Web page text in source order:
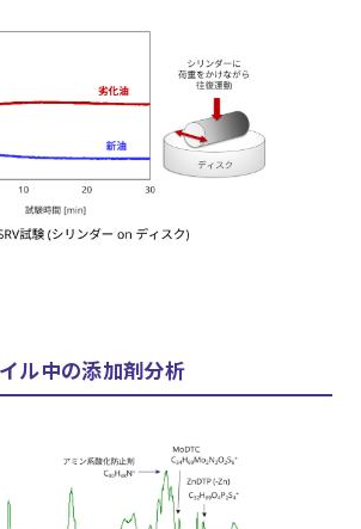
ル中の添加剤分析